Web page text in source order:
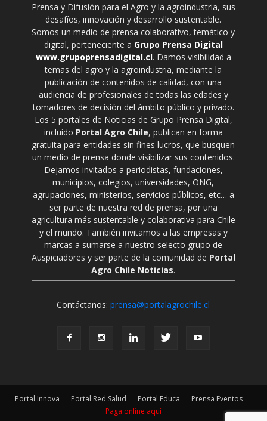
Prensa y Difusión para el Agro y la agroindustria, sus
desafíos, innovación y desarrollo sustentable.
Somos un medio de prensa colaborativo, temático y
digital, perteneciente a Grupo Prensa Digital
www.grupoprensadigital.cl. Damos visibilidad a
temas del agro y la agroindustria, mediante la
publicación de contenidos de calidad, con una
audiencia de profesionales de todas las edades y
tomadores de decisión del ámbito público y privado.
Los 5 portales de Noticias de Grupo Prensa Digital,
incluido Portal Agro Chile, publican en forma
gratuita para entidades sin fines lucros, que busquen
un medio de prensa donde visibilizar sus contenidos.
Dejamos invitados a periodistas, fundaciones,
municipios, colegios, universidades, ONG,
agrupaciones, ministerios, servicios públicos, etc… a
ser parte de nuestra red de prensa, por una
agricultura más sustentable y colaborativa para Chile
y el mundo. También invitamos a las empresas y
marcas a sumarse a nuestro selecto grupo de
Auspiciadores y ser parte de la comunidad de Portal
Agro Chile Noticias.
Contáctanos:prensa@portalagrochile.cl
Portal Innova Portal Red Salud Portal Educa
Prensa Eventos
Paga online aquí